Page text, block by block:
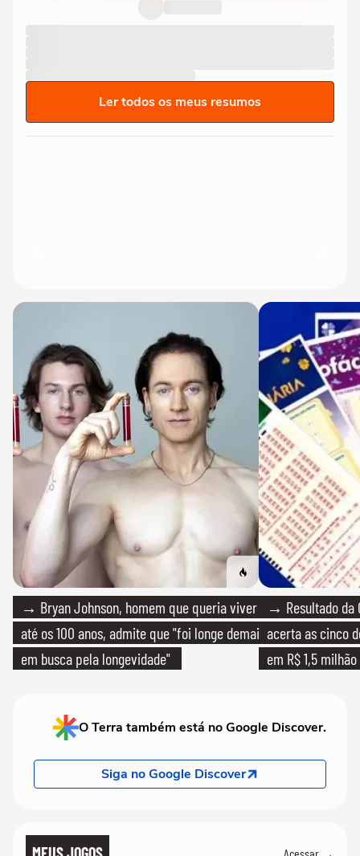
Ler todos os meus resumos
→ Bryan Johnson, homem que queria viver
até os 100 anos, admite que "foi longe demais
em busca pela longevidade"
→ Resultado da
acerta as cinco
em R$ 1,5 milhão
O Terra também está no Google Discover.
Siga no Google Discover
Acessar →